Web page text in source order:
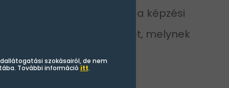
A oktatás mellett a képzési
a diákok FIT-es tanévét, melynek
tábor.szokásairól, de nem
További információ itt.